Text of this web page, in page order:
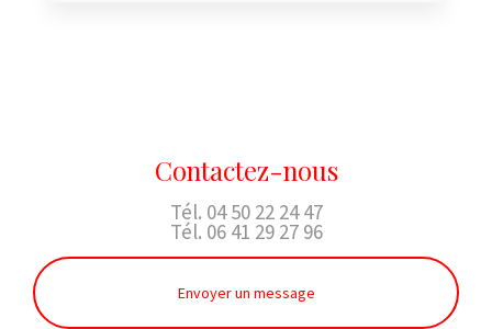
Contactez-nous
Tél. 04 50 22 24 47
Tél. 06 41 29 27 96
Envoyer un message